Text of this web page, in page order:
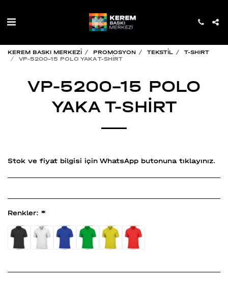
KEREM BASKI MERKEZİ PROMOSYON TEKSTİL
T-SHIRT
VP-5200-15 POLO YAKA T-SHİRT
VP-5200-15 POLO
YAKA T-SHİRT
Stok ve fiyat bilgisi için WhatsApp butonuna tıklayınız.
Renkler: *